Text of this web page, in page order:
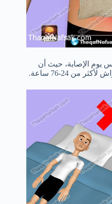
يوم الإصابة، حيث أن
من 24-76 ساعة.